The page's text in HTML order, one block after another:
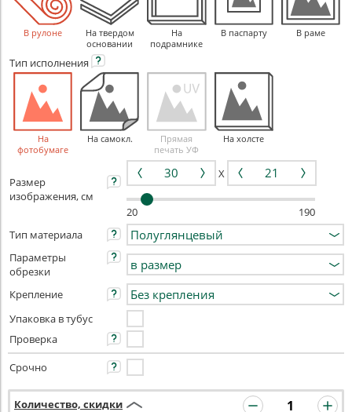
В рулоне
На твердом
основании
На
подрамнике
В паспарту В раме
Тип исполнения
На
фотобумаге
На самокл.
Прямая
печать УФ
На холсте
Размер
изображения, см
X
20
190
Тип материала
Параметры
обрезки
Крепление
Упаковка в тубус
Проверка
Срочно
Количество, скидки